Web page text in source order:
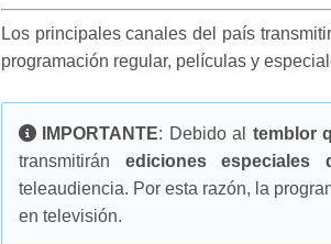
Los principales canales del país
programación regular, películas y
IMPORTANTE: Debido al temblor
transmitirán ediciones especiales
teleaudiencia. Por esta razón, la
en televisión.